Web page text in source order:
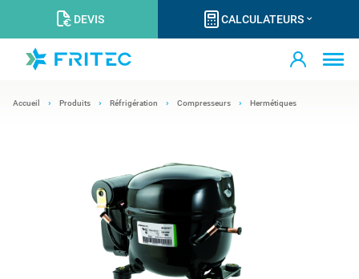
DEVIS CALCULATEURS
Accueil Produits Réfrigération Compresseurs Hermétiques